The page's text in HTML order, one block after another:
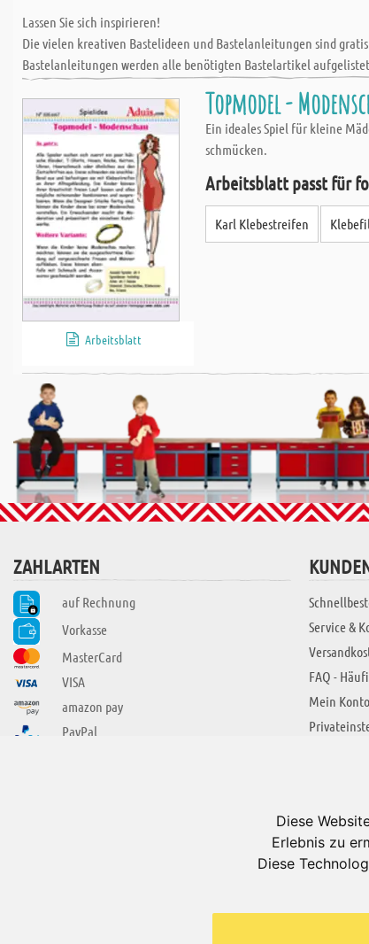
Diese
Erlebnis zu
Diese
Lassen Sie sich inspirieren!
Die vielen kreativen Bastelideen und Bastelanleitungen sind
Bastelanleitungen werden alle benötigten Bastelartikel
Der Zuschnittservice von Aduis umfasst alle gängigen
und für Ihr Bastelhobby auf Maß geschnitten bekommen, ohne
Alle Bau- und Bastelmaterialien, die bis zu einem Längenmaß
Ihren Sondermaßzuschnitt aus Holz und Metall millimetergenau;
Was uns besonders auszeichnet ist die rasche Lieferung Ihrer
Aufpreis. Neu ist auch die saubere und umfassende Beschriftung
Sondermaßzuschnitt anhand der Etikette sofort zuordnen können.
Arbeitsblatt
Topmodel -
Ein ideales Spiel für kleine
schmücken.
Arbeitsblatt passt für
Karl Klebestreifen
ZAHLARTEN
auf Rechnung
Vorkasse
MasterCard
VISA
amazon pay
PayPal
Service &
FAQ -
Mein Konto
Jobs
Impressum